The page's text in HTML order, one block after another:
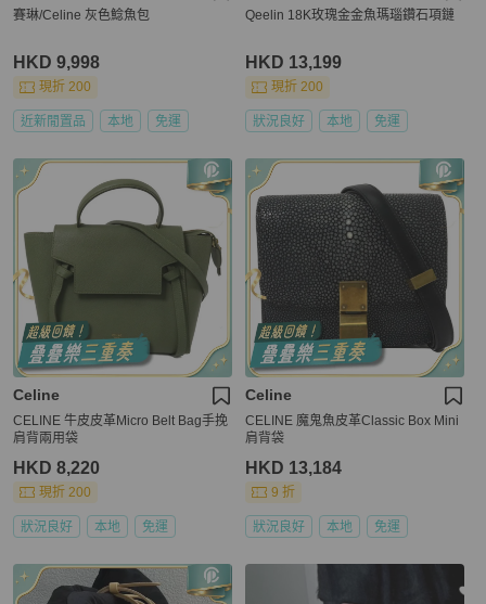
賽琳/Celine 灰色鯰魚包
HKD 9,998
現折 200
近新閒置品 本地 免運
Qeelin 18K玫瑰金金魚瑪瑙鑽石項鏈
HKD 13,199
現折 200
狀況良好 本地 免運
Celine
CELINE 牛皮皮革Micro Belt Bag手挽
肩背兩用袋
HKD 8,220
現折 200
狀況良好 本地 免運
Celine
CELINE 魔鬼魚皮革Classic Box Mini
肩背袋
HKD 13,184
9 折
狀況良好 本地 免運